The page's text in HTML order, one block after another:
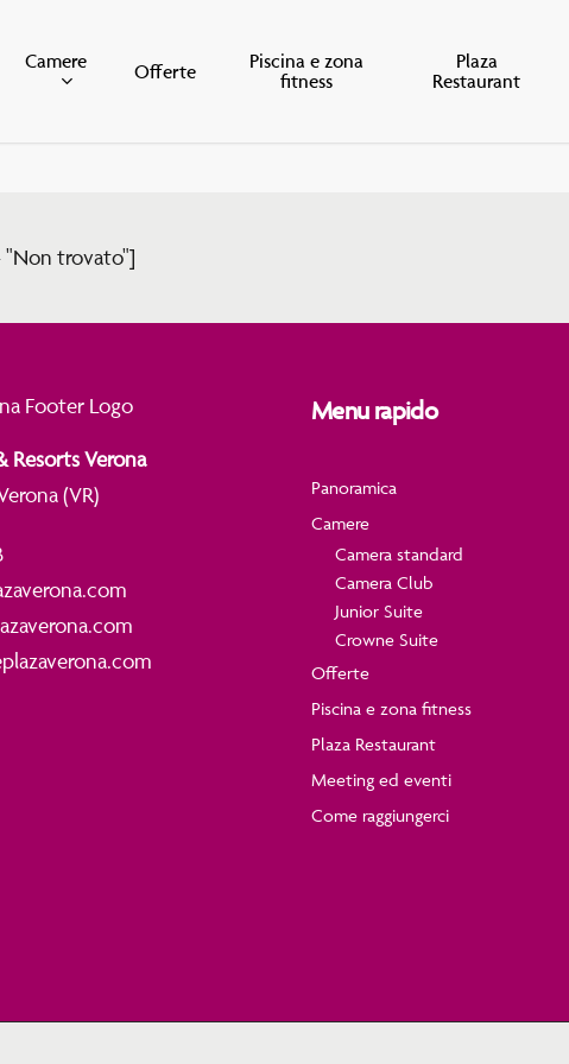
Camere Offerte
Piscina e zona
fitness
Plaza
Restaurant
trovato"]
Resorts Verona
(VR)
Menu rapido
Panoramica
Camere
Camera standard
Camera Club
Junior Suite
Crowne Suite
Offerte
Piscina e zona fitness
Plaza Restaurant
Meeting ed eventi
Come raggiungerci